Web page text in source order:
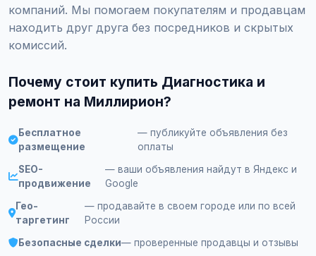
компаний. Мы помогаем покупателям и продавцам
находить друг друга без посредников и скрытых
комиссий.
Почему стоит купить Диагностика и
ремонт на Миллирион?
Бесплатное
размещение
— публикуйте объявления без
оплаты
SEO-
продвижение
— ваши объявления найдут в Яндекс и
Google
Гео-
таргетинг
— продавайте в своем городе или по всей
России
Безопасные сделки— проверенные продавцы и отзывы